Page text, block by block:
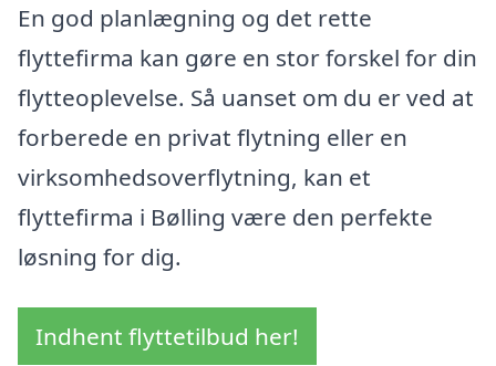
En god planlægning og det rette
flyttefirma kan gøre en stor forskel for din
flytteoplevelse. Så uanset om du er ved at
forberede en privat flytning eller en
virksomhedsoverflytning, kan et
flyttefirma i Bølling være den perfekte
løsning for dig.
Indhent flyttetilbud her!